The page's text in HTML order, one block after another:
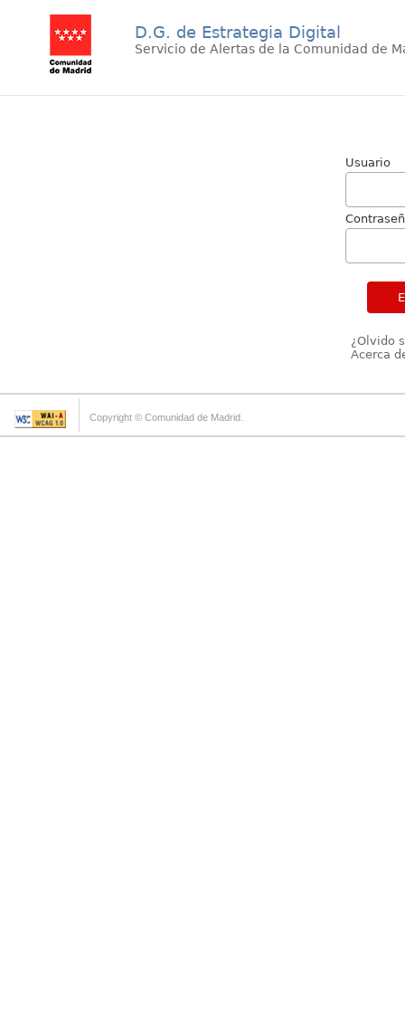
D.G. de Estrategia Digital
Servicio de Alertas de la Comunidad de
Usuario
¿Olvido
Acerca
Copyright © Comunidad de Madrid.